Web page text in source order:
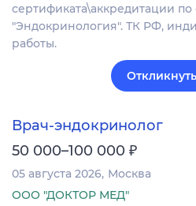
сертификата\аккредитации по
"Эндокринология". ТК РФ,
работы.
Врач-эндокринолог
50 000–100 000 ₽
05 августа 2026 Москва
ООО "ДОКТОР МЕД"